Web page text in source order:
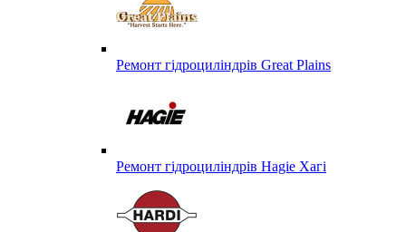
Ремонт гідроциліндрів Great Plains
Ремонт гідроциліндрів Hagie Хагі